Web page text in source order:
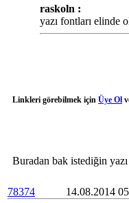
raskoln :
yazı fontları elinde
Linkleri görebilmek için Üye Ol
Buradan bak istediğin
78374 14.08.2014